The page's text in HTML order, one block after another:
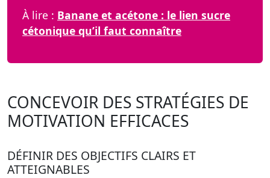
À lire : Banane et acétone : le lien sucre
cétonique qu’il faut connaître
CONCEVOIR DES STRATÉGIES DE
MOTIVATION EFFICACES
DÉFINIR DES OBJECTIFS CLAIRS ET
ATTEIGNABLES